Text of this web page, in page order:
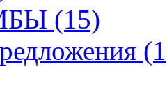
(15)